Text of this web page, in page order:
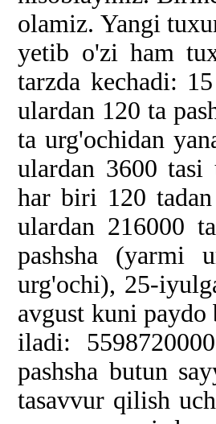
olamiz. Yangi
yetib o'zi ham
tarzda kechadi:
ulardan 120 ta
ta urg'ochidan
ulardan 3600 tasi
har biri 120
ulardan 216000
pashsha (yarmi
urg'ochi), 25-
avgust kuni
iladi:
pashsha butun
tasavvur qilish